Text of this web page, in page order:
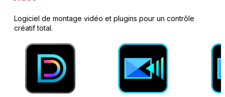
Logiciel de montage vidéo et plugins pour un contrôle
créatif total.